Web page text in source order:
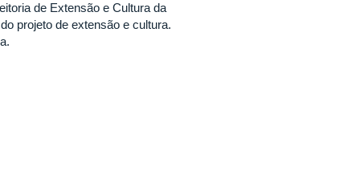
de Extensão e Cultura da
projeto de extensão e cultura.